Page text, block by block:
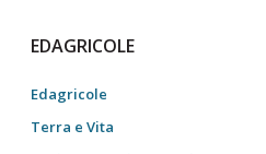
EDAGRICOLE
Edagricole
Terra e Vita